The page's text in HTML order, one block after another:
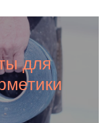
для